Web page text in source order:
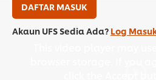
DAFTAR MASUK
Akaun UFS Sedia Ada? Log